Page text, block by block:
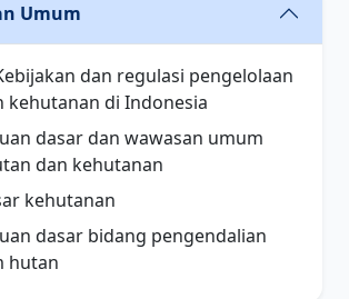
Umum
dan regulasi pengelolaan
kehutanan di Indonesia
dasar dan wawasan umum
dan kehutanan
kehutanan
dasar bidang pengendalian
hutan